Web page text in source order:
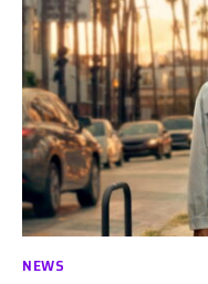
NEWS